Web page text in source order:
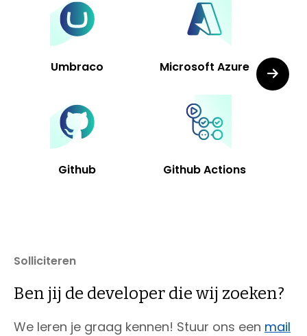
Umbraco Microsoft Azure
Github Github Actions
Solliciteren
Ben jij de developer die wij zoeken?
We leren je graag kennen! Stuur ons een mail